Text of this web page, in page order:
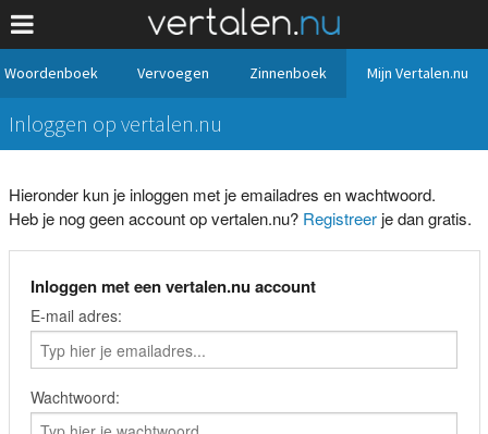
Woordenboek Vervoegen Zinnenboek Mijn Vertalen.nu
Inloggen op vertalen.nu
Hieronder kun je inloggen met je emailadres en wachtwoord.
Heb je nog geen account op vertalen.nu? Registreerje dan gratis.
Inloggen met een vertalen.nu account
E-mail adres:
Wachtwoord: